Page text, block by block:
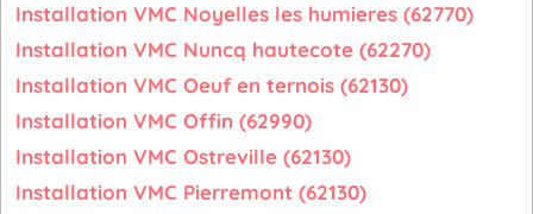
Installation VMC Noyelles les humieres (62770)
Installation VMC Nuncq hautecote (62270)
Installation VMC Oeuf en ternois (62130)
Installation VMC Offin (62990)
Installation VMC Ostreville (62130)
Installation VMC Pierremont (62130)